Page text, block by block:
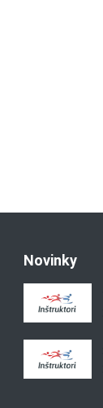
Novinky